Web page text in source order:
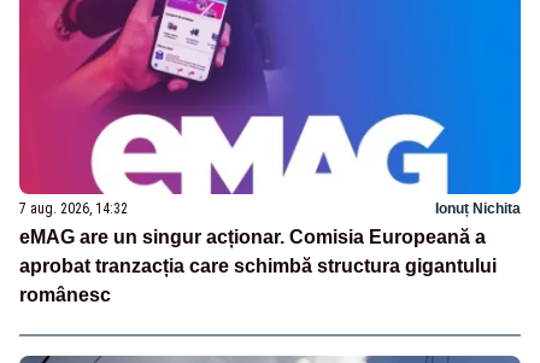
7 aug. 2026, 14:32 Ionuț Nichita
eMAG are un singur acționar. Comisia Europeană a
aprobat tranzacția care schimbă structura gigantului
românesc